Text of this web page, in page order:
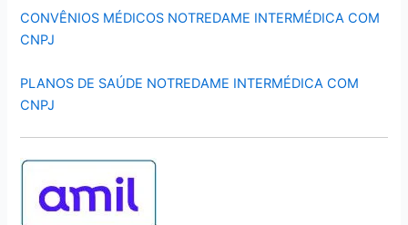
CONVÊNIOS MÉDICOS NOTREDAME INTERMÉDICA COM
CNPJ
PLANOS DE SAÚDE NOTREDAME INTERMÉDICA COM
CNPJ